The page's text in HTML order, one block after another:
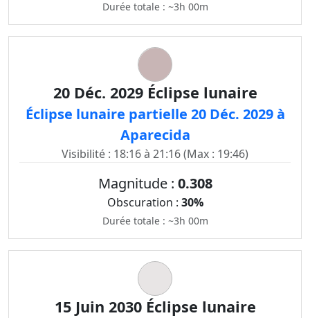
Durée totale : ~3h 00m
20 Déc. 2029 Éclipse lunaire
Éclipse lunaire partielle 20 Déc. 2029 à
Aparecida
Visibilité : 18:16 à 21:16 (Max : 19:46)
Magnitude : 0.308
Obscuration : 30%
Durée totale : ~3h 00m
15 Juin 2030 Éclipse lunaire